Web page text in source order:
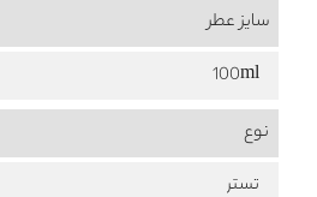
سایز عطر
100ml
نوع
تستر